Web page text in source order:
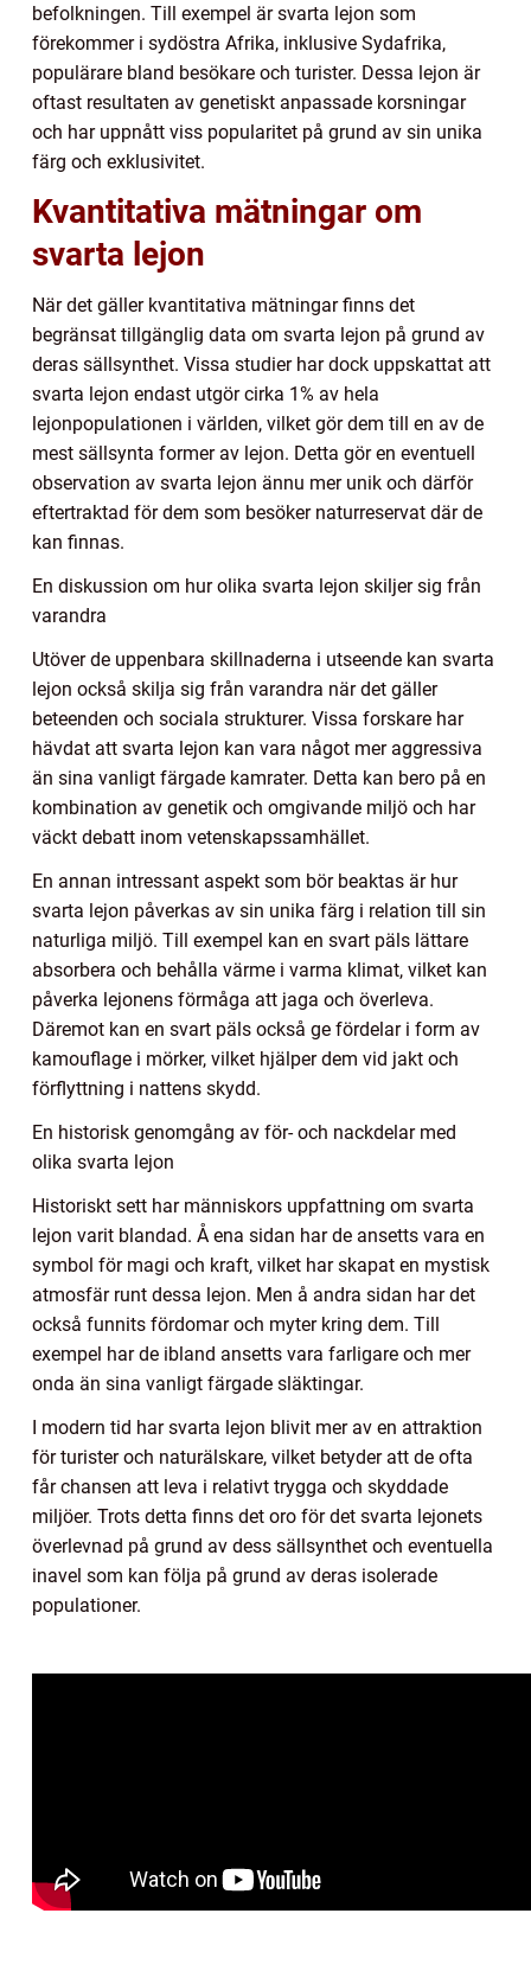
befolkningen. Till exempel är svarta lejon som
förekommer i sydöstra Afrika, inklusive Sydafrika,
populärare bland besökare och turister. Dessa lejon är
oftast resultaten av genetiskt anpassade korsningar
och har uppnått viss popularitet på grund av sin unika
färg och exklusivitet.
Kvantitativa mätningar om
svarta lejon
När det gäller kvantitativa mätningar finns det
begränsat tillgänglig data om svarta lejon på grund av
deras sällsynthet. Vissa studier har dock uppskattat att
svarta lejon endast utgör cirka 1% av hela
lejonpopulationen i världen, vilket gör dem till en av de
mest sällsynta former av lejon. Detta gör en eventuell
observation av svarta lejon ännu mer unik och därför
eftertraktad för dem som besöker naturreservat där de
kan finnas.
En diskussion om hur olika svarta lejon skiljer sig från
varandra
Utöver de uppenbara skillnaderna i utseende kan svarta
lejon också skilja sig från varandra när det gäller
beteenden och sociala strukturer. Vissa forskare har
hävdat att svarta lejon kan vara något mer aggressiva
än sina vanligt färgade kamrater. Detta kan bero på en
kombination av genetik och omgivande miljö och har
väckt debatt inom vetenskapssamhället.
En annan intressant aspekt som bör beaktas är hur
svarta lejon påverkas av sin unika färg i relation till sin
naturliga miljö. Till exempel kan en svart päls lättare
absorbera och behålla värme i varma klimat, vilket kan
påverka lejonens förmåga att jaga och överleva.
Däremot kan en svart päls också ge fördelar i form av
kamouflage i mörker, vilket hjälper dem vid jakt och
förflyttning i nattens skydd.
En historisk genomgång av för- och nackdelar med
olika svarta lejon
Historiskt sett har människors uppfattning om svarta
lejon varit blandad. Å ena sidan har de ansetts vara en
symbol för magi och kraft, vilket har skapat en mystisk
atmosfär runt dessa lejon. Men å andra sidan har det
också funnits fördomar och myter kring dem. Till
exempel har de ibland ansetts vara farligare och mer
onda än sina vanligt färgade släktingar.
I modern tid har svarta lejon blivit mer av en attraktion
för turister och naturälskare, vilket betyder att de ofta
får chansen att leva i relativt trygga och skyddade
miljöer. Trots detta finns det oro för det svarta lejonets
överlevnad på grund av dess sällsynthet och eventuella
inavel som kan följa på grund av deras isolerade
populationer.